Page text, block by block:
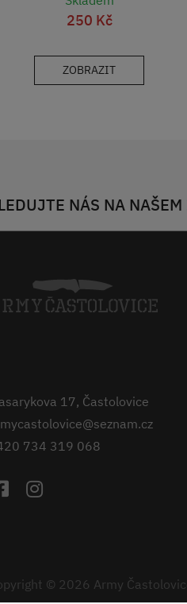
250 Kč
ZOBRAZIT
NÁS NA
17, Častolovice
734 319 068
© 2026 Army